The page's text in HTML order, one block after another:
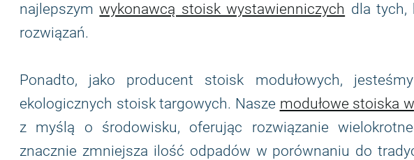
najlepszymwykonawcą stoisk wystawienniczych dla tych,
rozwiązań.
Ponadto, jako producent stoisk modułowych,
ekologicznych stoisk targowych. Nasze modułowe stoiska
z myślą o środowisku, oferując rozwiązanie
znacznie zmniejsza ilość odpadów w porównaniu do